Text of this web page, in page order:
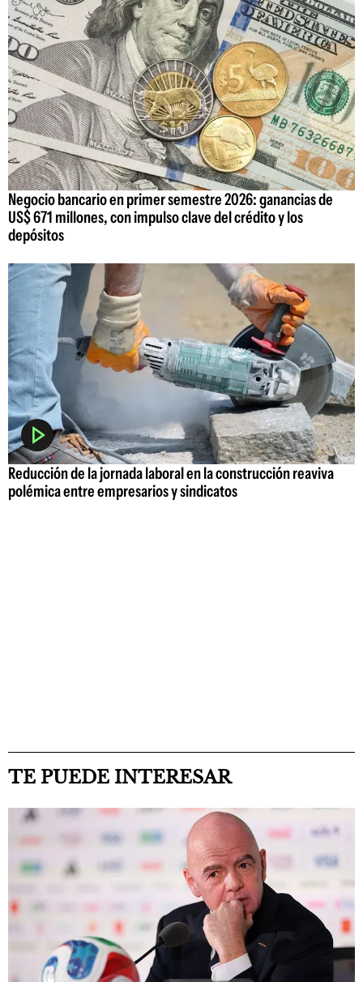
Negocio bancario en primer semestre 2026: ganancias de
US$ 671 millones, con impulso clave del crédito y los
depósitos
Reducción de la jornada laboral en la construcción reaviva
polémica entre empresarios y sindicatos
TE PUEDE INTERESAR